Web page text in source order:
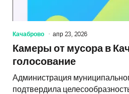
Качаброво апр 23, 2026
Камеры от мусора в
голосование
Администрация
подтвердила